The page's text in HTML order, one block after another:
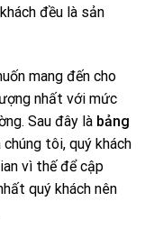
đều là sản
mang đến cho
nhất với mức
Sau đây là bảng
chúng tôi, quý khách
vì thế để cập
quý khách nên